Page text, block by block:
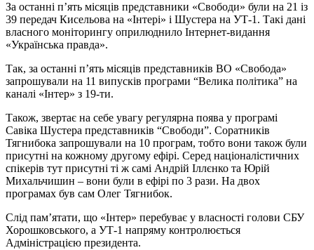
За останні п’ять місяців представники «Свободи» були на 21 із
39 передач Кисельова на «Інтері» і Шустера на УТ-1. Такі дані
власного моніторингу оприлюднило Інтернет-видання
«Українська правда».
Так, за останні п’ять місяців представників ВО «Свобода»
запрошували на 11 випусків програми “Велика політика” на
каналі «Інтер» з 19-ти.
Також, звертає на себе увагу регулярна поява у програмі
Савіка Шустера представників “Свободи”. Соратників
Тягнибока запрошували на 10 програм, тобто вони також були
присутні на кожному другому ефірі. Серед націоналістичних
спікерів тут присутні ті ж самі Андрій Іллєнко та Юрій
Михальчишин – вони були в ефірі по 3 рази. На двох
програмах був сам Олег Тягнибок.
Слід пам’ятати, що «Інтер» перебуває у власності голови СБУ
Хорошковського, а УТ-1 напряму контролюється
Адміністрацією президента.